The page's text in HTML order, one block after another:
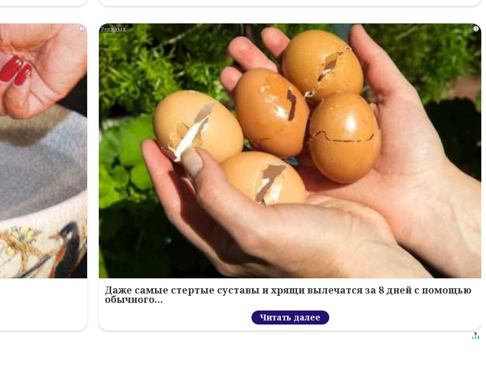
i i
Даже самые стертые суставы и хрящи вылечатся за 8 дней с помощью
обычного…
Читать далее